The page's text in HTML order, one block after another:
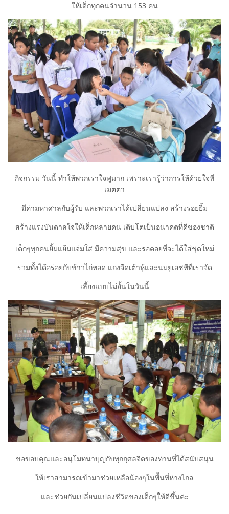
ให้เด็กทุกคนจำนวน 153 คน
กิจกรรม วันนี้ ทำให้พวกเราใจฟูมาก เพราะเรารู้ว่าการให้ด้วยใจที่
เมตตา
มีค่ามหาศาลกับผู้รับ และพวกเราได้เปลี่ยนแปลง สร้างรอยยิ้ม
สร้างแรงบันดาลใจให้เด็กหลายคน เติบโตเป็นอนาคตที่ดีของชาติ
เด็กๆทุกคนยิ้มแย้มแจ่มใส มีความสุข และรอคอยที่จะได้ใส่ชุดใหม่
รวมทั้งได้อร่อยกับข้าวไก่ทอด แกงจืดเต้าหู้และนมยูเอชทีที่เราจัด
เลี้ยงแบบไม่อั้นในวันนี้
ขอขอบคุณและอนุโมทนาบุญกับทุกกุศลจิตของท่านที่ได้สนับสนุน
ให้เราสามารถเข้ามาช่วยเหลือน้องๆในพื้นที่ห่างไกล
และช่วยกันเปลี่ยนแปลงชีวิตของเด็กๆให้ดีขึ้นค่ะ